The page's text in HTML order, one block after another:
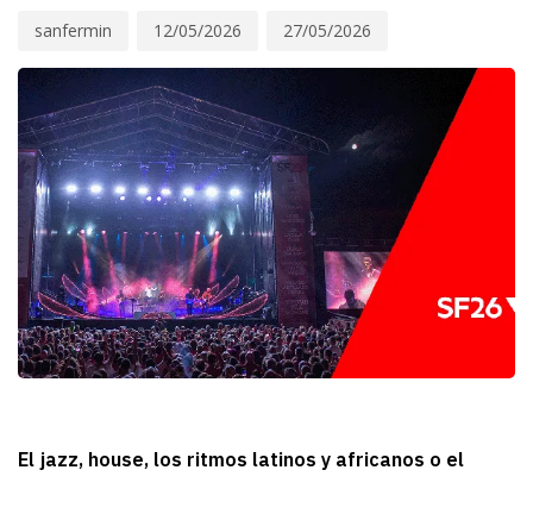
sanfermin 12/05/2026 27/05/2026
El jazz, house, los ritmos latinos y africanos o el